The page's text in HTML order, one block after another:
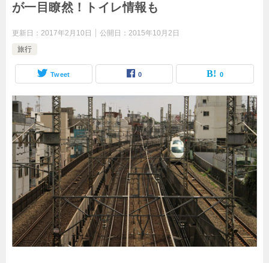
が一目瞭然！トイレ情報も
更新日： 2017年2月10日 公開日： 2015年10月2日
旅行
Tweet 0 0